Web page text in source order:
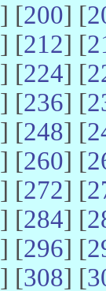
] [200] [
] [212] [
] [224] [
] [236] [
] [248] [
] [260] [
] [272] [
] [284] [
] [296] [
] [308] [